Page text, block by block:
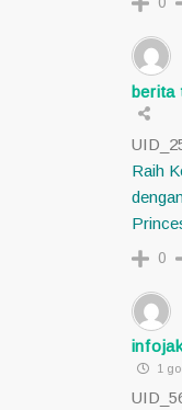
berita
Raih
0
1